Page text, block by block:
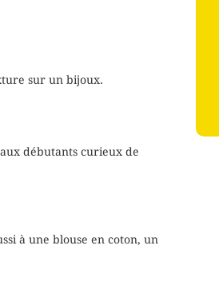
sur un bijoux.
débutants curieux de
à une blouse en coton, un